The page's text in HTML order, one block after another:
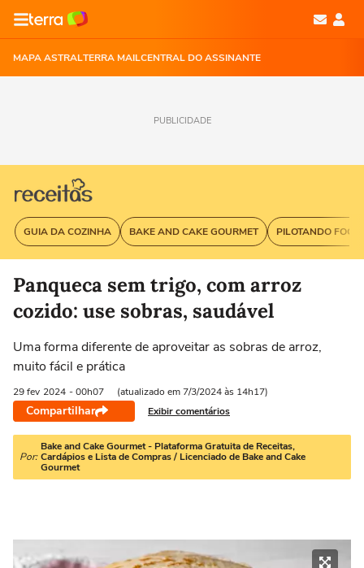
MAPA ASTRALTERRA MAILCENTRAL DO ASSINANTE
PUBLICIDADE
GUIA DA COZINHA BAKE AND CAKE GOURMET PILOTANDO
Panqueca sem trigo, com arroz
cozido: use sobras, saudável
Uma forma diferente de aproveitar as sobras de arroz,
muito fácil e prática
29 fev 2024 - 00h07 (atualizado em 7/3/2024 às 14h17)
Compartilhar Exibir comentários
Por:
Bake and Cake Gourmet - Plataforma Gratuita de Receitas,
Cardápios e Lista de Compras / Licenciado de Bake and Cake
Gourmet